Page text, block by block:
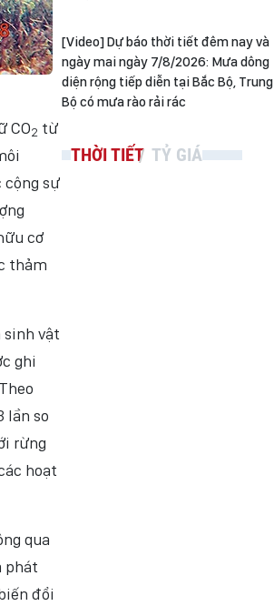
CO2 từ
cộng sự
cơ
thảm
sinh vật
ghi
lần so
rừng
hoạt
qua
phát
đổi
[Video] Dự báo thời tiết đêm nay và
ngày mai ngày 7/8/2026: Mưa dông
diện rộng tiếp diễn tại Bắc Bộ, Trung
Bộ có mưa rào rải rác
THỜI TIẾT TỶ GIÁ